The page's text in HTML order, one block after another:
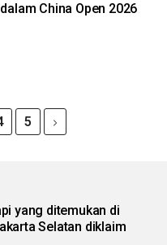
China Open 2026
5
yang ditemukan di
Selatan diklaim